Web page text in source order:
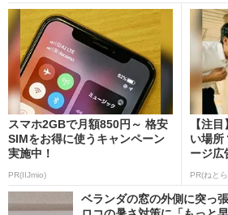
スマホ2GBで月額850円～ 格安
SIMをお得に使うキャンペーン
実施中！
PR(IIJmio)
【注
い場所
ージ広
PR(ねと
ベランダの窓の外側に突っ